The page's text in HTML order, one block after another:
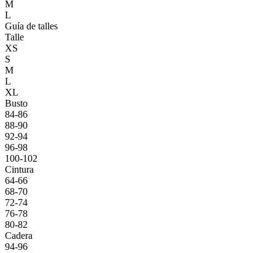
M
L
Guía de talles
Talle
XS
S
M
L
XL
Busto
84-86
88-90
92-94
96-98
100-102
Cintura
64-66
68-70
72-74
76-78
80-82
Cadera
94-96